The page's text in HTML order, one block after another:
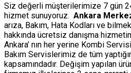
Siz değerli müşterilerimize 7 gün
hizmet sunuyoruz. Ankara
arıza, Bakım, Hata Kodları ve
hakkında ücretsiz danışma
Ankara’ nın her yerine Kombi
Bakım Servislerimiz de tüm
kapsamındadır. Değişim yapılan